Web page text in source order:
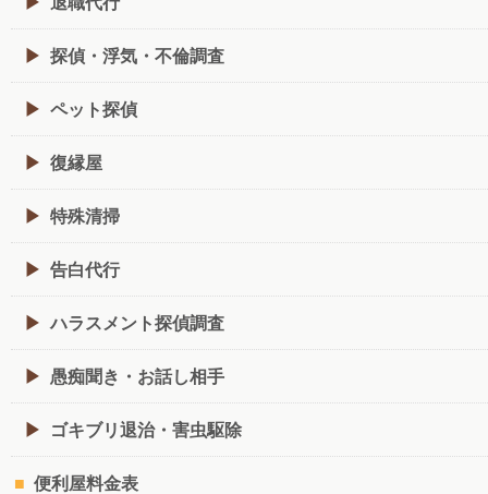
探偵・浮気・不倫調査
ペット探偵
復縁屋
特殊清掃
告白代行
ハラスメント探偵調査
愚痴聞き・お話し相手
ゴキブリ退治・害虫駆除
便利屋料金表